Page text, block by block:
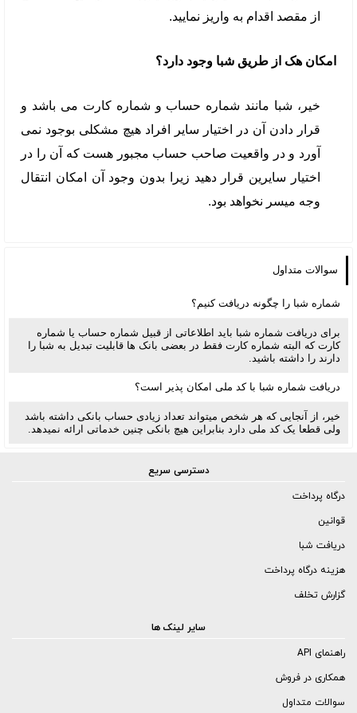
از مقصد اقدام به واریز نمایید.
امکان هک از طریق شبا وجود دارد؟
خیر، شبا مانند شماره حساب و شماره کارت می باشد و
قرار دادن آن در اختیار سایر افراد هیچ مشکلی بوجود نمی
آورد و در واقعیت صاحب حساب مجبور هست که آن را در
اختیار سایرین قرار دهید زیرا بدون وجود آن امکان انتقال
وجه میسر نخواهد بود.
سوالات متداول
شماره شبا را چگونه دریافت کنیم؟
برای دریافت شماره شبا باید اطلاعاتی از قبیل شماره حساب یا شماره
کارت که البته شماره کارت فقط در بعضی بانک ها قابلیت تبدیل به شبا را
دارند را داشته باشید.
دریافت شماره شبا با کد ملی امکان پذیر است؟
خیر، از آنجایی که هر شخص میتواند تعداد زیادی حساب بانکی داشته باشد
ولی قطعا یک کد ملی دارد بنابراین هیچ بانکی چنین خدماتی ارائه نمیدهد.
دسترسی سریع
درگاه پرداخت
قوانین
دریافت شبا
هزینه درگاه پرداخت
گزارش تخلف
سایر لینک ها
راهنمای API
همکاری در فروش
سوالات متداول